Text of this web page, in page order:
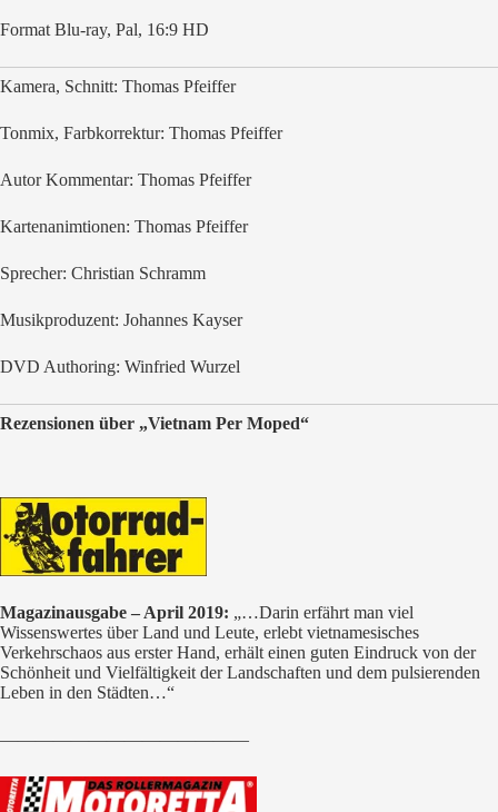
Format Blu-ray, Pal, 16:9 HD
Kamera, Schnitt: Thomas Pfeiffer
Tonmix, Farbkorrektur: Thomas Pfeiffer
Autor Kommentar: Thomas Pfeiffer
Kartenanimtionen: Thomas Pfeiffer
Sprecher: Christian Schramm
Musikproduzent: Johannes Kayser
DVD Authoring: Winfried Wurzel
Rezensionen über „Vietnam Per Moped“
Magazinausgabe – April 2019: „…Darin erfährt man viel
Wissenswertes über Land und Leute, erlebt vietnamesisches
Verkehrschaos aus erster Hand, erhält einen guten Eindruck von der
Schönheit und Vielfältigkeit der Landschaften und dem pulsierenden
Leben in den Städten…“
——————————————